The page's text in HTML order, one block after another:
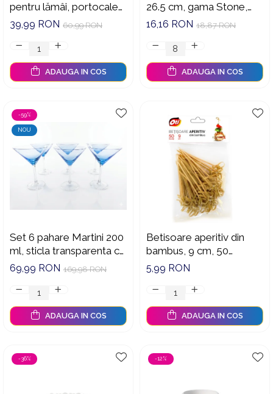
pentru lămâi, portocale
și grapefruit, ideală
casnic
60,99 RON
39,99 RON
ADAUGA IN COS
26.5 cm, gama Stone,
Oti, 191680R18,87 RON
16,16 RON
ADAUGA IN COS
-59%
NOU
Set 6 pahare Martini 200
ml, sticla transparenta cu
baza albastra, pentru
reutilizabile
169,98 RON
69,99 RON
ADAUGA IN COS
Betisoare aperitiv din
bambus, 9 cm, 50
buc./set
5,99 RON
ADAUGA IN COS
-36% -12%